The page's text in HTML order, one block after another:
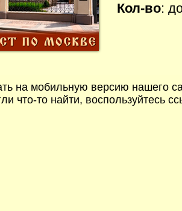
Кол-во:
на мобильную версию нашего
что-то найти, воспользуйтесь